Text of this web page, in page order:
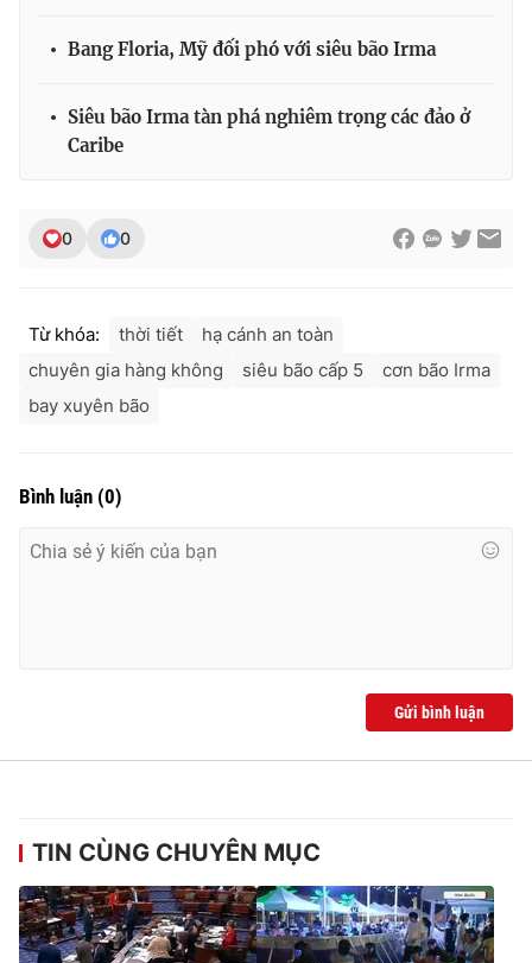
THỜI BÁO VTV
Theo dõi báo trên
Cơ quan báo chí: Thời báo VTV
Giấy phép hoạt động báo in và báo điện tử số 483/GP-BTTTT
cấp ngày 29/12/2023
Tổng Biên tập:
Tổng đài VTV:
Ðiện thoại Thời báo VTV:024.66 897 897
® Cấm sao chép dưới mọi hình thức nếu không có sự chấp
Bang Floria, Mỹ đối phó với siêu bão Irma
Siêu bão Irma tàn phá nghiêm trọng các đảo ở
Caribe
0 0
Từ khóa: thời tiết
hạ cánh an toàn
chuyên gia hàng không
siêu bão cấp 5
cơn bão Irma
bay xuyên bão
Bình luận (0)
Gửi bình luận
TIN CÙNG CHUYÊN MỤC